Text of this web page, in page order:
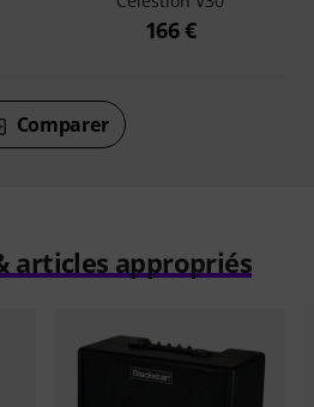
166 €
Comparer
articles appropriés